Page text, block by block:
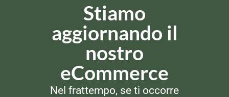
PASTA ALL'UOVO PASTA ALL'UOVO
Stiamo
aggiornando il
nostro
eCommerce
Nel frattempo, se ti occorre